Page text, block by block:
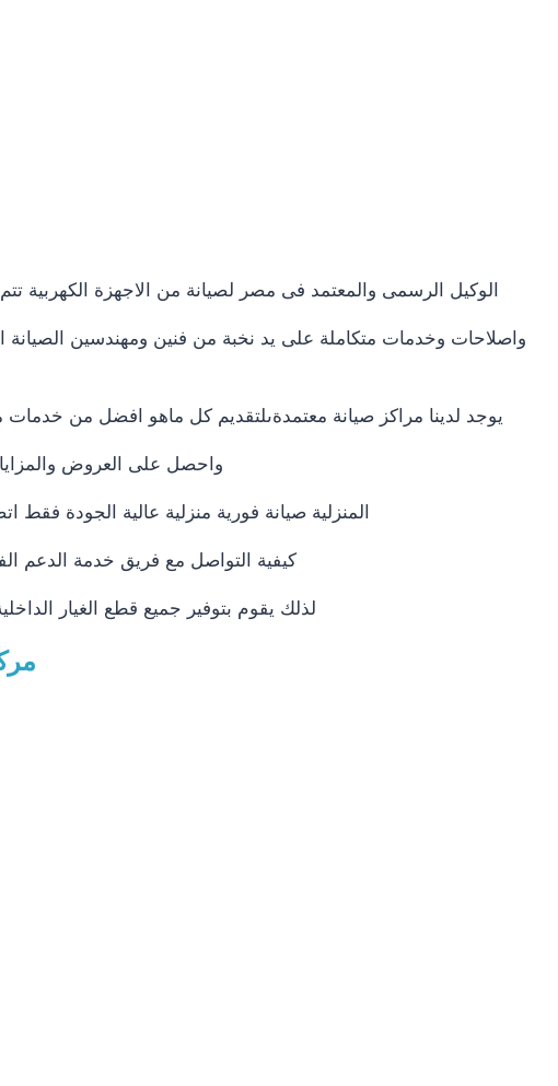
الوكيل الرسمى والمعتمد فى مصر لصيانة من الاجهزة
واصلاحات وخدمات متكاملة على يد نخبة من فنين ومهندسين الصيانة
يوجد لدينا مراكز صيانة معتمدةىلتقديم كل ماهو افضل من
واحصل على العروض والمزايا
المنزلية صيانة فورية منزلية عالية الجودة
كيفية التواصل مع فريق خدمة الدعم
لذلك يقوم بتوفير جميع قطع الغيار